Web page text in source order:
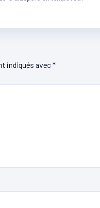
indiqués avec*